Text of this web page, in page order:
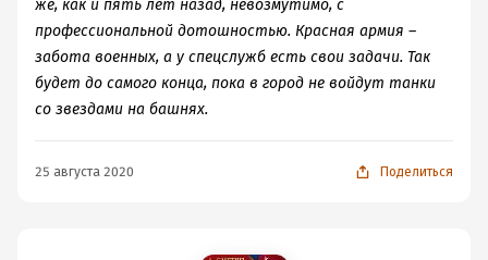
же, как и пять лет назад, невозмутимо, с
профессиональной дотошностью. Красная армия –
забота военных, а у спецслужб есть свои задачи. Так
будет до самого конца, пока в город не войдут танки
со звездами на башнях.
25 августа 2020 Поделиться